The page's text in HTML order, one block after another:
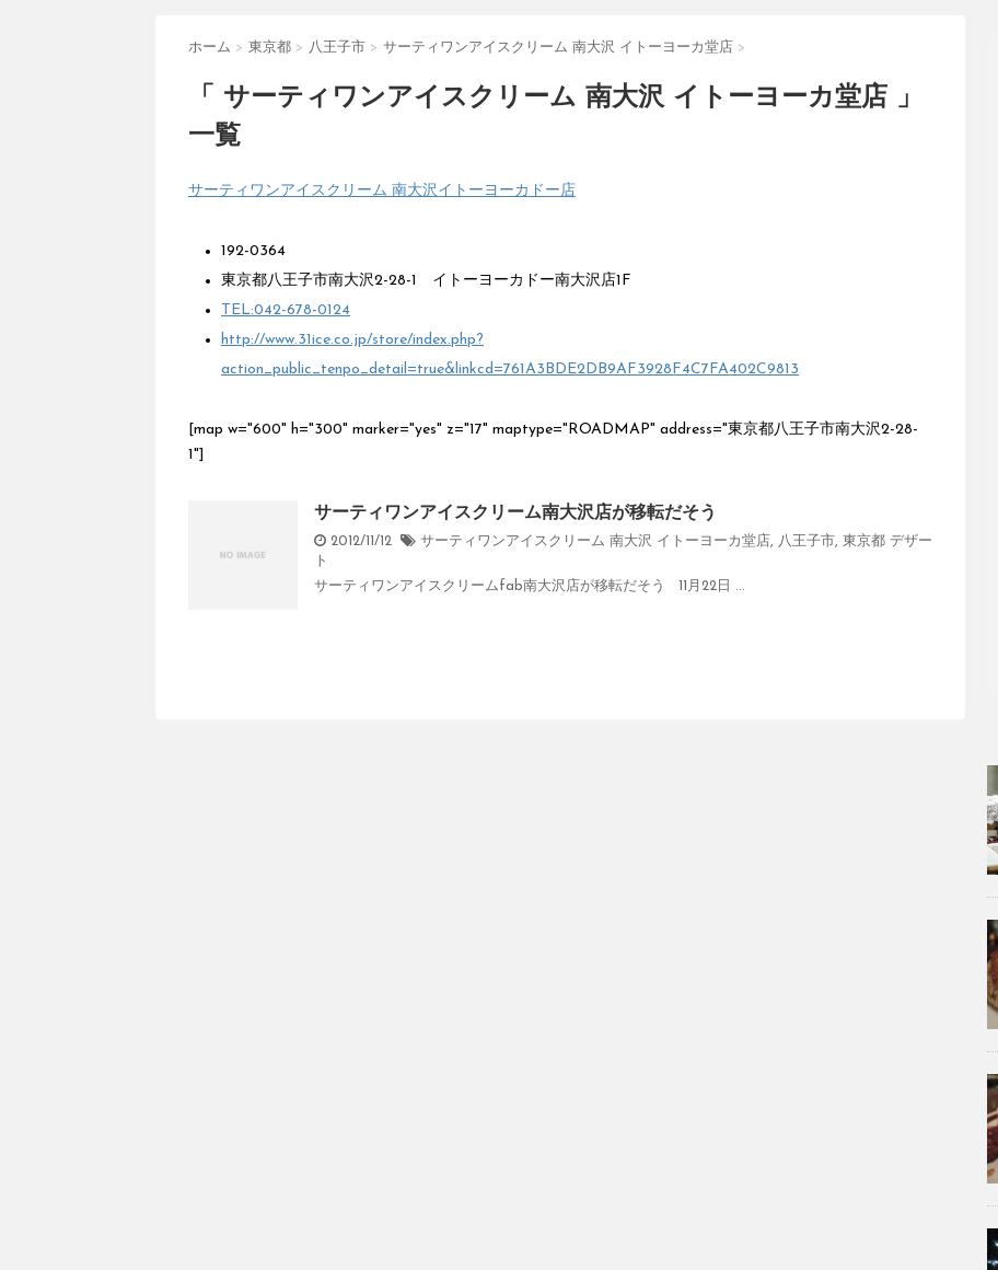
ホーム > 東京都 > 八王子市 > サーティワンアイスクリーム 南大沢 イトーヨーカ堂店 >
「 サーティワンアイスクリーム 南大沢 イトーヨーカ堂店 」
一覧
サーティワンアイスクリーム 南大沢イトーヨーカドー店
192-0364
東京都八王子市南大沢2-28-1 イトーヨーカドー南大沢店1F
TEL:042-678-0124
http://www.31ice.co.jp/store/index.php?
action_public_tenpo_detail=true&linkcd=761A3BDE2DB9AF3928F4C7FA402C9813
[map w="600" h="300" marker="yes" z="17" maptype="ROADMAP" address="東京都八王子市南大沢2-28-
1"]
サーティワンアイスクリーム南大沢店が移転だそう
2012/11/12 サーティワンアイスクリーム 南大沢 イトーヨーカ堂店, 八王子市 , 東京都 デザー
ト
サーティワンアイスクリームfab南大沢店が移転だそう 11月22日 ...